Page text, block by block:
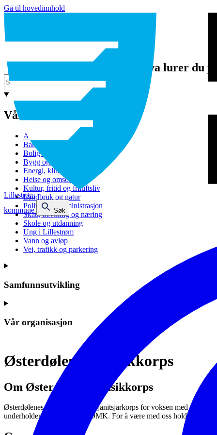
Gå til hovedinnhold
Lillestrøm
kommune
Søk
Hva lurer du
Våre tjenester
Avfall og gjenvinning
Barnehage
Bolig og sosiale tjenester
Bygg og eiendom
Energi, klima og miljø
Helse og omsorg
Kultur, fritid og friluftsliv
Landbruk og natur
Politikk og administrasjon
Skatt, bevilling og næring
Skole og utdanning
Ung i Lillestrøm
Vann og avløp
Vei, trafikk og parkering
Samfunnsutvikling
Vår organisasjon
Østerdølenes Musikkorps
Om Østerdølenes Musikkorps
Østerdølenes musikkorps er et janitsjarkorps for voksen med
underholdende å høre/se på ØMK. For å være med oss holder det at